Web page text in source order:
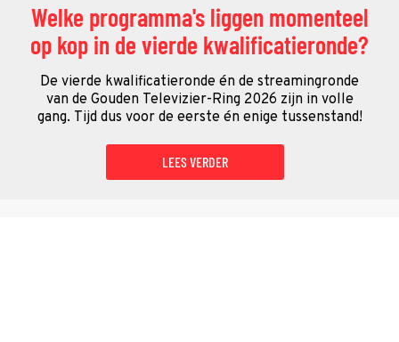
Welke programma's liggen momenteel
op kop in de vierde kwalificatieronde?
De vierde kwalificatieronde én de streamingronde
van de Gouden Televizier-Ring 2026 zijn in volle
gang. Tijd dus voor de eerste én enige tussenstand!
LEES VERDER